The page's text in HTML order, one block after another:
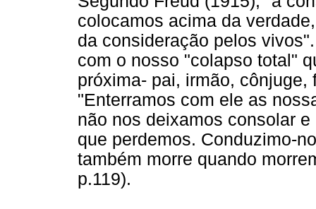
colocamos acima da
da consideração pelos
com o nosso "colapso total"
próxima- pai, irmão,
"Enterramos com ele as
não nos deixamos consolar
que perdemos. Conduzimo-
também morre quando
p.119).